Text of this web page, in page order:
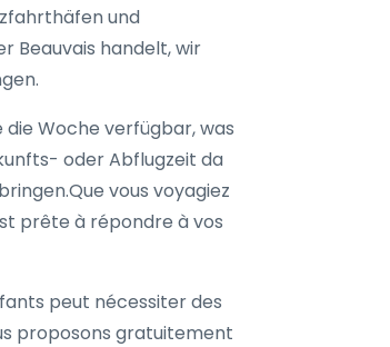
und
Beauvais handelt, wir
die Woche verfügbar, was
oder Abflugzeit da
vous voyagiez
prête à répondre à vos
peut nécessiter des
proposons gratuitement